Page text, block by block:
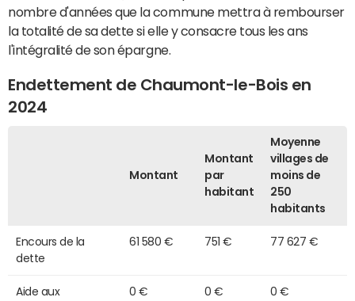
nombre d'années que la commune mettra à rembourser
la totalité de sa dette si elle y consacre tous les ans
l'intégralité de son épargne.
Endettement de Chaumont-le-Bois en
2024
Montant
Montant
par
habitant
Moyenne
villages de
moins de
250
habitants
Encours de la
dette
61 580 € 751 € 77 627 €
Aide aux
0 € 0 € 0 €